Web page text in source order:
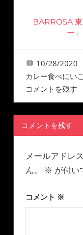
BARROSA
ー
10/28/2020
カレー食べにいこ
コメントを残す
コメントを残す
メールアドレ
ん。
※ が付い
コメント ※